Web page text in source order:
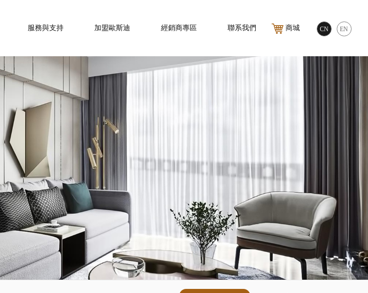
CN EN
服務與支持 加盟歐斯迪 經銷商專區 聯系我們 商城